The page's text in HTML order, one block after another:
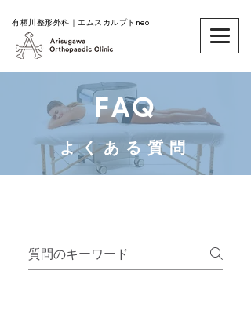
​有栖川整形外科｜エムスカルプトneo
FAQ
​よくある質問